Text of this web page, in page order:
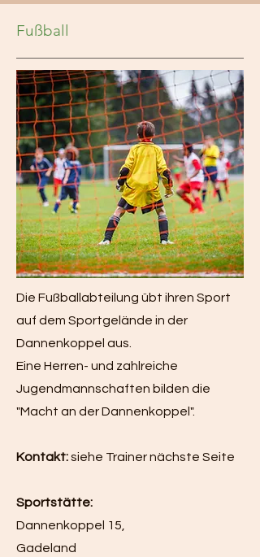
Fußball
Die Fußballabteilung übt ihren Sport
auf dem Sportgelände in der
Dannenkoppel aus.
Eine Herren- und zahlreiche
Jugendmannschaften bilden die
"Macht an der Dannenkoppel".
Kontakt:siehe Trainer nächste Seite
Sportstätte:
Dannenkoppel 15,
Gadeland